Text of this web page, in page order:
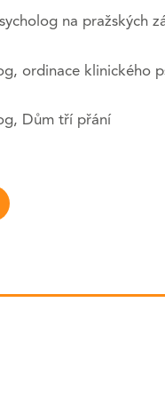
na pražských
ordinace klinického
Dům tří přání